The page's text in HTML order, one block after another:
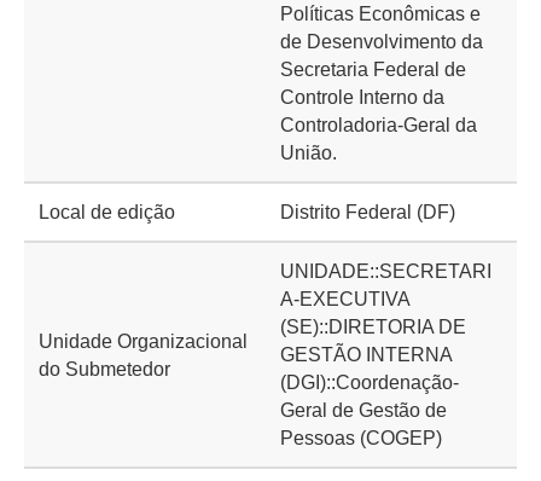
Políticas Econômicas e
de Desenvolvimento da
Secretaria Federal de
Controle Interno da
Controladoria-Geral da
União.
Local de edição Distrito Federal (DF)
Unidade Organizacional
do Submetedor
UNIDADE::SECRETARI
A-EXECUTIVA
(SE)::DIRETORIA DE
GESTÃO INTERNA
(DGI)::Coordenação-
Geral de Gestão de
Pessoas (COGEP)